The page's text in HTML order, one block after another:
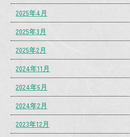
2025年4月
2025年3月
2025年2月
2024年11月
2024年6月
2024年2月
2023年12月